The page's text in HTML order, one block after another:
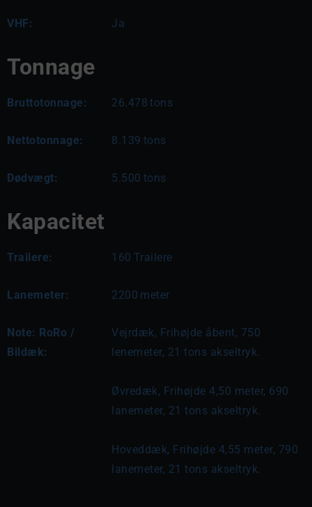
VHF: Ja
Tonnage
Bruttotonnage: 26.478 tons
Nettotonnage: 8.139 tons
Dødvægt: 5.500 tons
Kapacitet
Trailere: 160 Trailere
Lanemeter: 2200 meter
Note: RoRo /
Bildæk:
Vejrdæk, Frihøjde åbent, 750
lenemeter, 21 tons akseltryk.
Øvredæk, Frihøjde 4,50 meter, 690
lanemeter, 21 tons akseltryk.
Hoveddæk, Frihøjde 4,55 meter, 790
lanemeter, 21 tons akseltryk.